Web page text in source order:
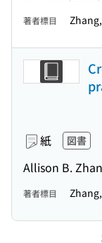
著者標目
紙 図書
Allison B.
著者標目